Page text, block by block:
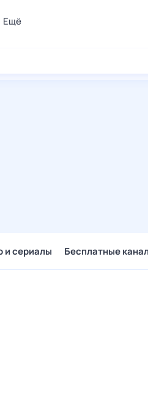
Ещё
и сериалы Бесплатные